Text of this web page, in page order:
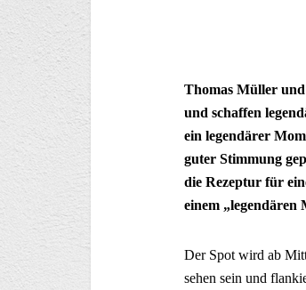
Thomas Müller
und schaffen
ein legendärer
guter Stimmung
die Rezeptur für
einem
Der Spot wird ab
sehen sein und